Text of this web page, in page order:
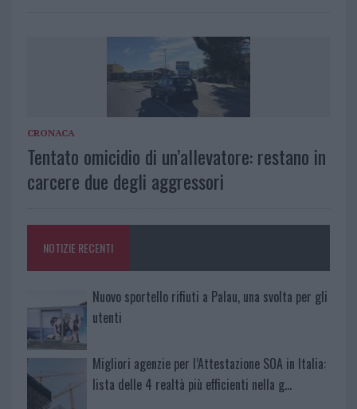
CRONACA
Tentato omicidio di un’allevatore: restano in
carcere due degli aggressori
NOTIZIE RECENTI
Nuovo sportello rifiuti a Palau, una svolta per gli
utenti
Migliori agenzie per l’Attestazione SOA in Italia:
lista delle 4 realtà più efficienti nella g…